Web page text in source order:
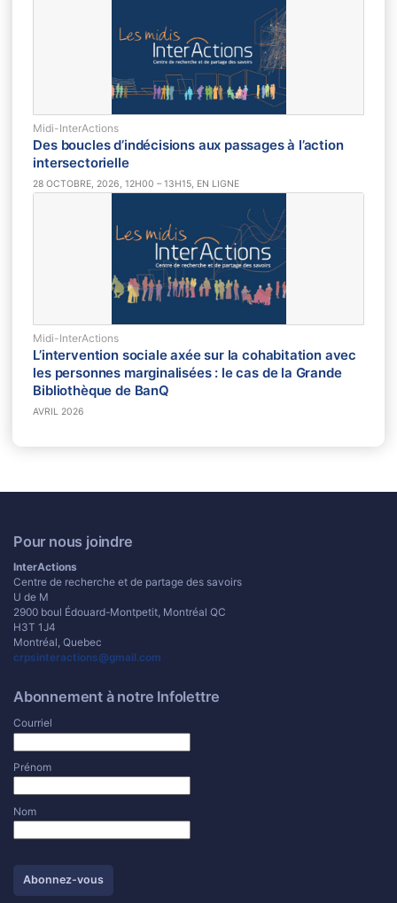
Midi-InterActions
Des boucles d’indécisions aux passages à l’action
intersectorielle
28 OCTOBRE, 2026, 12H00 – 13H15, EN LIGNE
Midi-InterActions
L’intervention sociale axée sur la cohabitation avec
les personnes marginalisées : le cas de la Grande
Bibliothèque de BanQ
AVRIL 2026
Pour nous joindre
InterActions
Centre de recherche et de partage des savoirs
U de M
2900 boul Édouard-Montpetit, Montréal QC
H3T 1J4
Montréal, Quebec
crpsinteractions@gmail.com
Abonnement à notre Infolettre
Courriel
Prénom
Nom